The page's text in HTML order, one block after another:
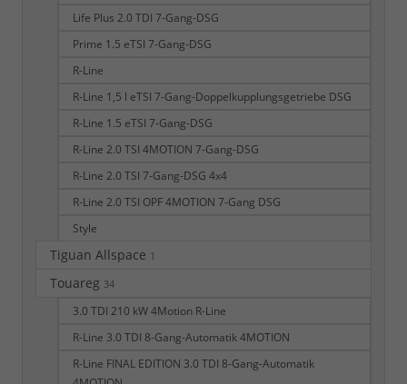
Life Plus 2.0 TDI 7-Gang-DSG
Prime 1.5 eTSI 7-Gang-DSG
R-Line
R-Line 1,5 l eTSI 7-Gang-Doppelkupplungsgetriebe DSG
R-Line 1.5 eTSI 7-Gang-DSG
R-Line 2.0 TSI 4MOTION 7-Gang-DSG
R-Line 2.0 TSI 7-Gang-DSG 4x4
R-Line 2.0 TSI OPF 4MOTION 7-Gang DSG
Style
Tiguan Allspace 1
Touareg 34
3.0 TDI 210 kW 4Motion R-Line
R-Line 3.0 TDI 8-Gang-Automatik 4MOTION
R-Line FINAL EDITION 3.0 TDI 8-Gang-Automatik